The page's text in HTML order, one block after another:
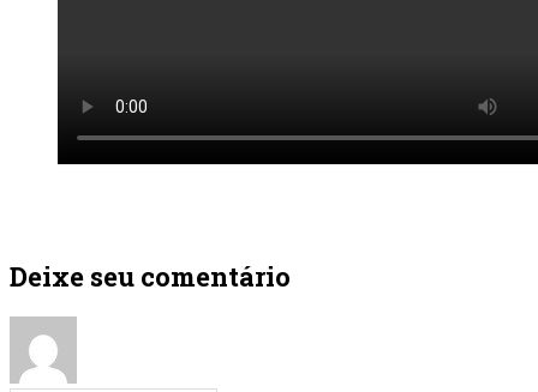
Deixe seu comentário